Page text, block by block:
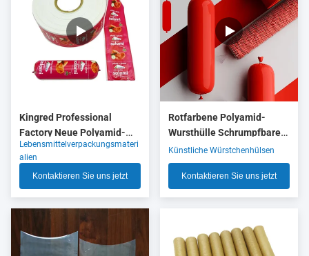
Kingred Professional
Factory Neue Polyamid-
Wurstgehäuse Kunststoff
für Lebensmittel OEM
Lebensmittelverpackungsmateri
alien
Kontaktieren Sie uns jetzt
Rotfarbene Polyamid-
Wursthülle Schrumpfbare
Nylonhülle mit 5 Schichten
Co-Extrusion für
Fleischwurstverpackungen
Künstliche Würstchenhülsen
Kontaktieren Sie uns jetzt